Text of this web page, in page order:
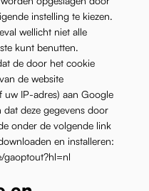
instelling te kiezen.
wellicht niet alle
kunt benutten.
de door het cookie
de website
uw IP-adres) aan Google
deze gegevens door
onder de volgende link
en installeren:
gaoptout?hl=nl